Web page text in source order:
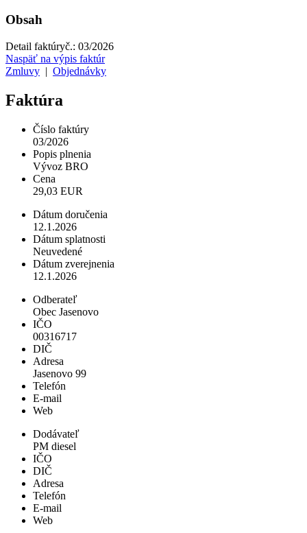
Obsah
Detail faktúryč.: 03/2026
Naspäť na výpis faktúr
Zmluvy | Objednávky
Faktúra
Číslo faktúry
03/2026
Popis plnenia
Vývoz BRO
Cena
29,03 EUR
Dátum doručenia
12.1.2026
Dátum splatnosti
Neuvedené
Dátum zverejnenia
12.1.2026
Odberateľ
Obec Jasenovo
IČO
00316717
DIČ
Adresa
Jasenovo 99
Telefón
E-mail
Web
Dodávateľ
PM diesel
IČO
DIČ
Adresa
Telefón
E-mail
Web